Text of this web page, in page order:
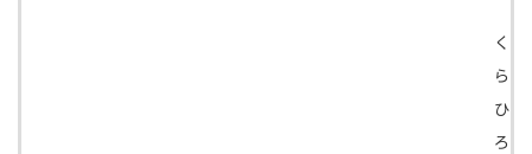
く
ら
ひ
ろ